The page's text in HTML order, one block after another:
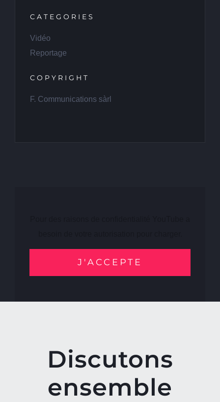
CATEGORIES
Vidéo
Reportage
COPYRIGHT
F. Communications sàrl
J'ACCEPTE
Discutons
ensemble